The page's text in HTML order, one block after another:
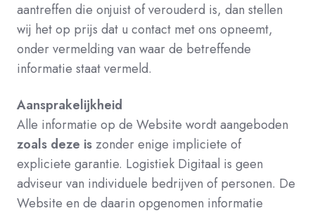
aantreffen die onjuist of verouderd is, dan stellen
wij het op prijs dat u contact met ons opneemt,
onder vermelding van waar de betreffende
informatie staat vermeld.
Aansprakelijkheid
Alle informatie op de Website wordt aangeboden
zoals deze iszonder enige impliciete of
expliciete garantie. Logistiek Digitaal is geen
adviseur van individuele bedrijven of personen. De
Website en de daarin opgenomen informatie